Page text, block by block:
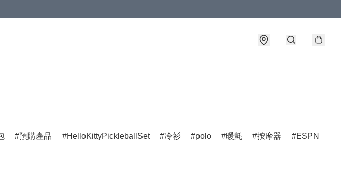
預購產品 HelloKittyPickleballSet 冷衫 polo 暖氈 按摩器 ESPN